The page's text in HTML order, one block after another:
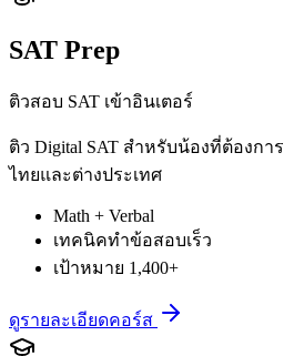
SAT Prep
ติวสอบ SAT เข้าอินเตอร์
ติว Digital SAT สำหรับน้องที่ต้องก
ไทยและต่างประเทศ
Math + Verbal
เทคนิคทำข้อสอบเร็ว
เป้าหมาย 1,400+
ดูรายละเอียดคอร์ส